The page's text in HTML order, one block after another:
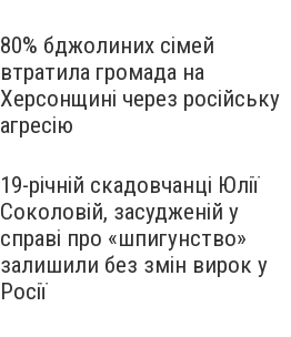
80% бджолиних сімей
втратила громада на
Херсонщині через російську
агресію
19-річній скадовчанці Юлії
Соколовій, засудженій у
справі про «шпигунство»
залишили без змін вирок у
Росії